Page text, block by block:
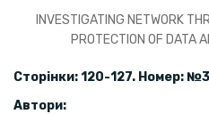
INVESTIGATING NETWORK
PROTECTION OF DATA
Сторінки: 120-127. Номер:
Автори: